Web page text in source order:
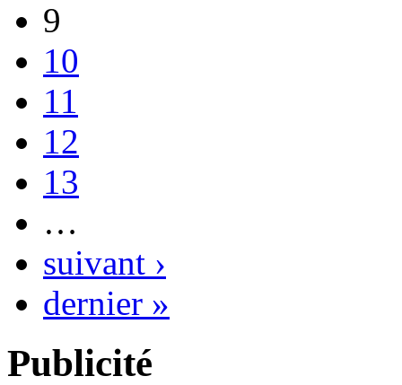
9
10
11
12
13
…
suivant ›
dernier »
Publicité